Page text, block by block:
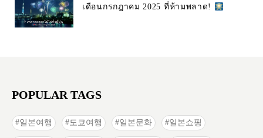
เดือนกรกฎาคม 2025 ที่ห้ามพลาด!
POPULAR TAGS
일본여행 도쿄여행 일본문화 일본쇼핑